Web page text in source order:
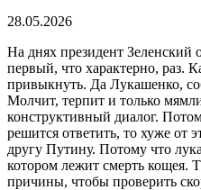
28.05.2026
На днях президент
первый, что характерно, раз.
привыкнуть. Да Лукашенко,
Молчит, терпит и только
конструктивный диалог.
решится ответить, то хуже от
другу Путину. Потому что
котором лежит смерть кощея.
причины, чтобы проверить